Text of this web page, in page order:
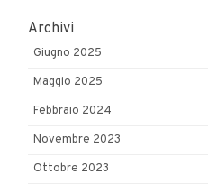
Archivi
Giugno 2025
Maggio 2025
Febbraio 2024
Novembre 2023
Ottobre 2023